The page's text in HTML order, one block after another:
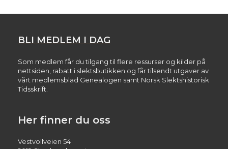
BLI MEDLEM I DAG
Som medlem får du tilgang til flere ressurser og kilder på
nettsiden, rabatt i slektsbutikken og får tilsendt utgaver av
vårt medlemsblad Genealogen samt Norsk Slektshistorisk
Tidsskrift.
Her finner du oss
Vestvollveien 54